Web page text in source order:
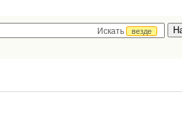
Искать
везде